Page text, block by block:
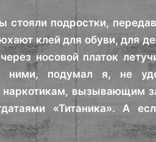
стояли подростки,
клей для обуви, для
носовой платок
подумал я, не
вызывающим
«Титаника». А